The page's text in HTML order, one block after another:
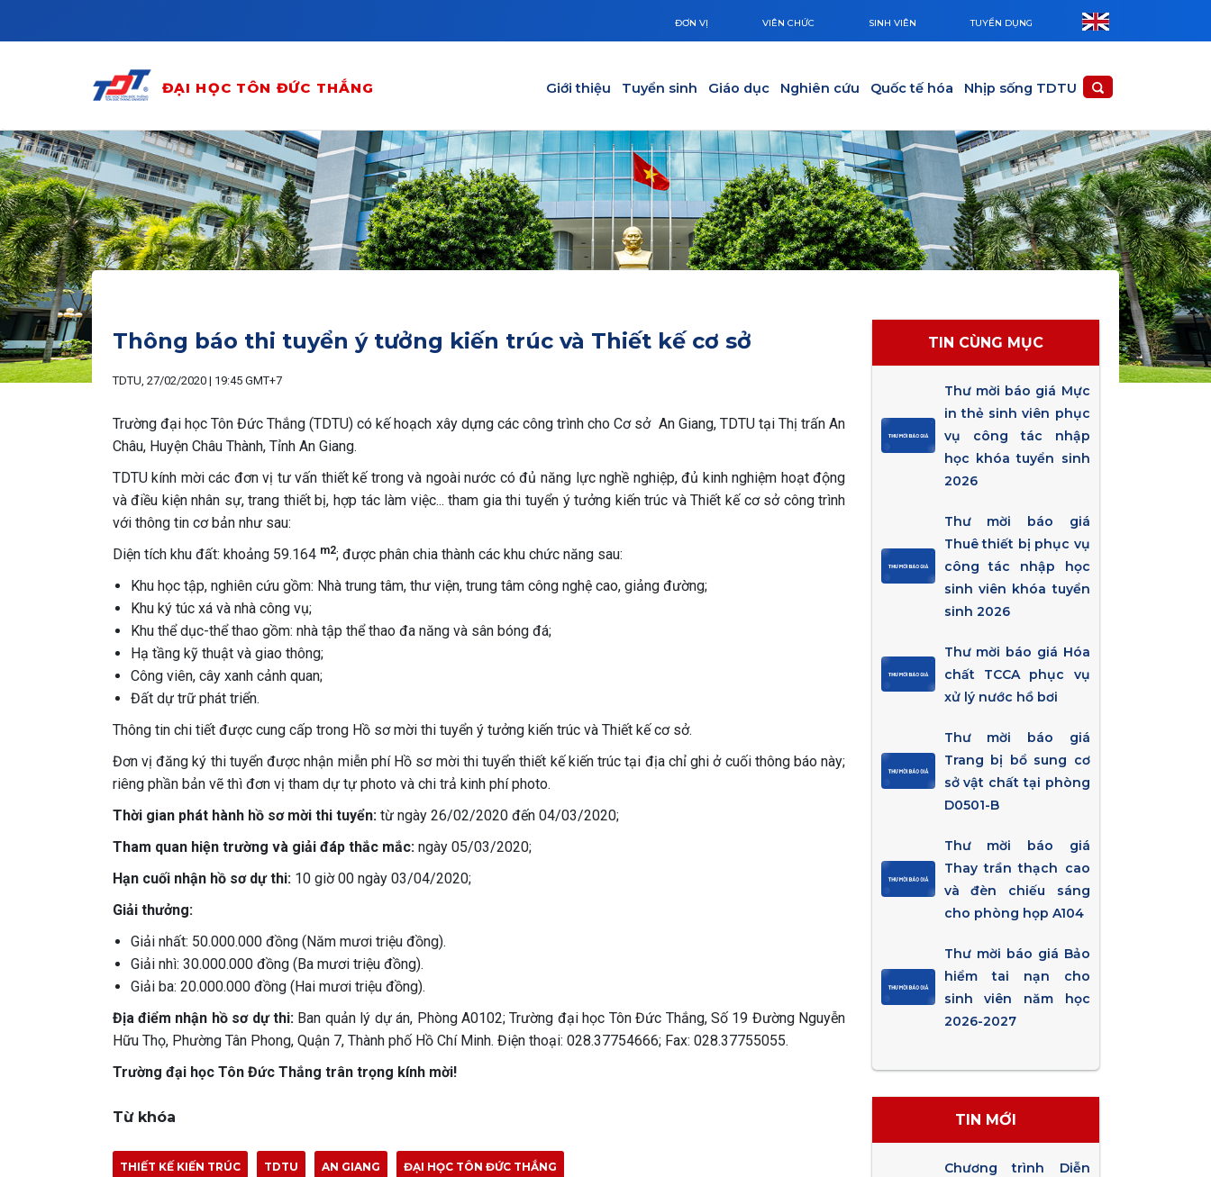
ĐƠN VỊ VIÊN CHỨC SINH VIÊN TUYỂN DỤNG
ĐẠI HỌC TÔN ĐỨC THẮNG Giới thiệu Tuyển sinh Giáo dục Nghiên cứu Quốc tế hóa Nhịp sống TDTU
Thông báo thi tuyển ý tưởng kiến trúc và Thiết kế cơ sở
TDTU, 27/02/2020 | 19:45 GMT+7
Trường đại học Tôn Đức Thắng (TDTU) có kế hoạch xây dựng các công trình cho Cơ sở An Giang, TDTU tại Thị trấn An
Châu, Huyện Châu Thành, Tỉnh An Giang.
TDTU kính mời các đơn vị tư vấn thiết kế trong và ngoài nước có đủ năng lực nghề nghiệp, đủ kinh nghiệm hoạt động
và điều kiện nhân sự, trang thiết bị, hợp tác làm việc... tham gia thi tuyển ý tưởng kiến trúc và Thiết kế cơ sở công trình
với thông tin cơ bản như sau:
Diện tích khu đất: khoảng 59.164 m2; được phân chia thành các khu chức năng sau:
Khu học tập, nghiên cứu gồm: Nhà trung tâm, thư viện, trung tâm công nghệ cao, giảng đường;
Khu ký túc xá và nhà công vụ;
Khu thể dục-thể thao gồm: nhà tập thể thao đa năng và sân bóng đá;
Hạ tầng kỹ thuật và giao thông;
Công viên, cây xanh cảnh quan;
Đất dự trữ phát triển.
Thông tin chi tiết được cung cấp trong Hồ sơ mời thi tuyển ý tưởng kiến trúc và Thiết kế cơ sở.
Đơn vị đăng ký thi tuyển được nhận miễn phí Hồ sơ mời thi tuyển thiết kế kiến trúc tại địa chỉ ghi ở cuối thông báo này;
riêng phần bản vẽ thì đơn vị tham dự tự photo và chi trả kinh phí photo.
Thời gian phát hành hồ sơ mời thi tuyển:từ ngày 26/02/2020 đến 04/03/2020;
Tham quan hiện trường và giải đáp thắc mắc:ngày 05/03/2020;
Hạn cuối nhận hồ sơ dự thi:10 giờ 00 ngày 03/04/2020;
Giải thưởng:
Giải nhất: 50.000.000 đồng (Năm mươi triệu đồng).
Giải nhì: 30.000.000 đồng (Ba mươi triệu đồng).
Giải ba: 20.000.000 đồng (Hai mươi triệu đồng).
Địa điểm nhận hồ sơ dự thi: Ban quản lý dự án, Phòng A0102; Trường đại học Tôn Đức Thắng, Số 19 Đường Nguyễn
Hữu Thọ, Phường Tân Phong, Quận 7, Thành phố Hồ Chí Minh. Điện thoại: 028.37754666; Fax: 028.37755055.
Trường đại học Tôn Đức Thắng trân trọng kính mời!
Từ khóa
THIẾT KẾ KIẾN TRÚC TDTU AN GIANG ĐẠI HỌC TÔN ĐỨC THẮNG
TIN CÙNG MỤC
Thư mời báo giá Mực
in thẻ sinh viên phục
vụ công tác nhập
học khóa tuyển sinh
2026
Thư mời báo giá
Thuê thiết bị phục vụ
công tác nhập học
sinh viên khóa tuyển
sinh 2026
Thư mời báo giá Hóa
chất TCCA phục vụ
xử lý nước hồ bơi
Thư mời báo giá
Trang bị bổ sung cơ
sở vật chất tại phòng
D0501-B
Thư mời báo giá
Thay trần thạch cao
và đèn chiếu sáng
cho phòng họp A104
Thư mời báo giá Bảo
hiểm tai nạn cho
sinh viên năm học
2026-2027
TIN MỚI
Chương trình Diễn